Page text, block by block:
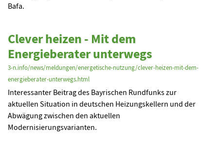
Bafa.
Clever heizen - Mit dem
Energieberater unterwegs
3-n.info/news/meldungen/energetische-nutzung/clever-heizen-mit-dem-
energieberater-unterwegs.html
Interessanter Beitrag des Bayrischen Rundfunks zur
aktuellen Situation in deutschen Heizungskellern und der
Abwägung zwischen den aktuellen
Modernisierungsvarianten.